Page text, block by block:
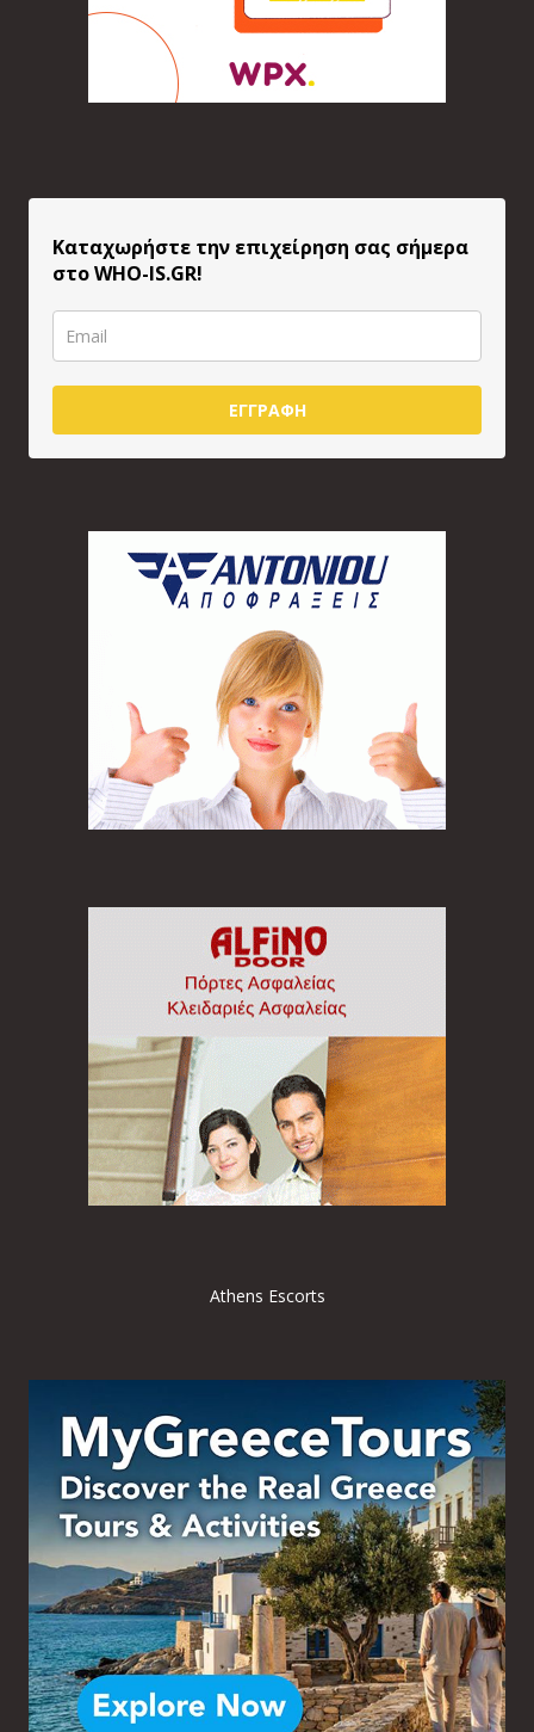
Καταχωρήστε την επιχείρηση σας σήμερα
στο WHO-IS.GR!
ΕΓΓΡΑΦΗ
Athens Escorts